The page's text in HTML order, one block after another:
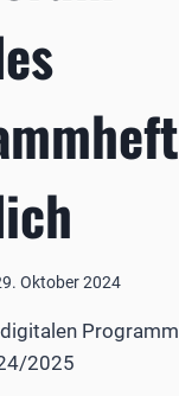
Oktober 2024